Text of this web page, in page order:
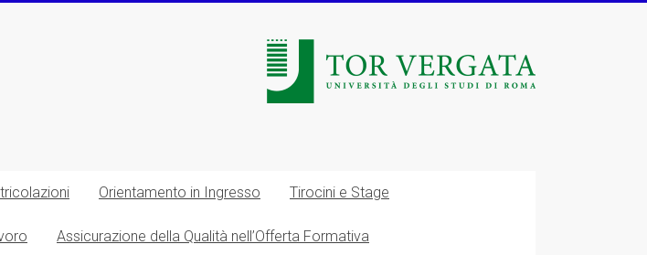
Orientamento in Ingresso Tirocini e Stage
Assicurazione della Qualità nell’Offerta Formativa